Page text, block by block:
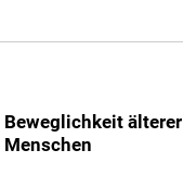
Beweglichkeit älterer
Menschen